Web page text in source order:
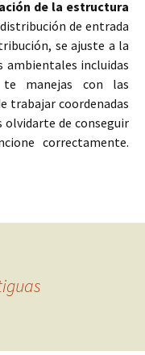
de la estructura
de entrada
se ajuste a la
incluidas
manejas con las
trabajar coordenadas
de conseguir
correctamente.
de